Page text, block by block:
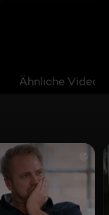
Ähnliche Videos